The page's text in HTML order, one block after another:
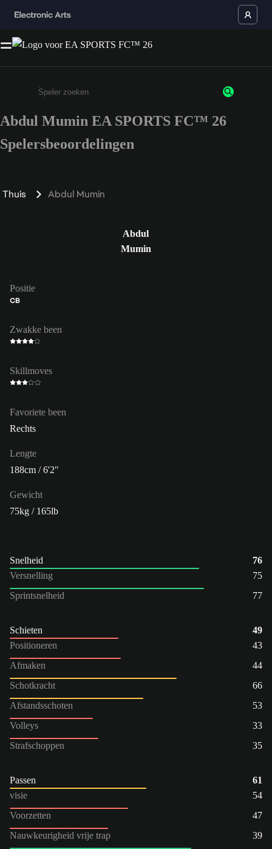
Enter a minimum of 3 characters or numbers
Abdul Mumin EA SPORTS FC™ 26
Spelersbeoordelingen
Thuis Abdul Mumin
Abdul
Mumin
Positie
CB
Zwakke been
Skillmoves
Favoriete been
Rechts
Lengte
188cm / 6'2"
Gewicht
75kg / 165lb
Snelheid
76
Versnelling
75
Sprintsnelheid
77
Schieten
49
Positioneren
43
Afmaken
44
Schotkracht
66
Afstandsschoten
53
Volleys
33
Strafschoppen
35
Passen
61
visie
54
Voorzetten
47
Nauwkeurigheid vrije trap
39